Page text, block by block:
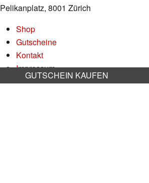
Pelikanplatz, 8001 Zürich
Shop
Gutscheine
Kontakt
Impressum
Datenschutz
GUTSCHEIN KAUFEN